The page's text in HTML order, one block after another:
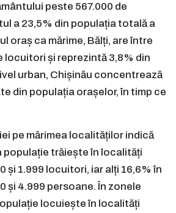
peste 567.000 de
a 23,5% din populația totală a
oraș ca mărime, Bălți, are între
locuitori și reprezintă 3,8% din
urban, Chișinău concentrează
din populația orașelor, în timp ce
pe mărimea localităților indică
populație trăiește în localități
și 1.999 locuitori, iar alți 16,6% în
și 4.999 persoane. În zonele
locuiește în localități